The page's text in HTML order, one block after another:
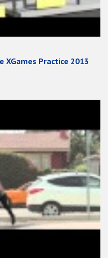
XGames Practice 2013